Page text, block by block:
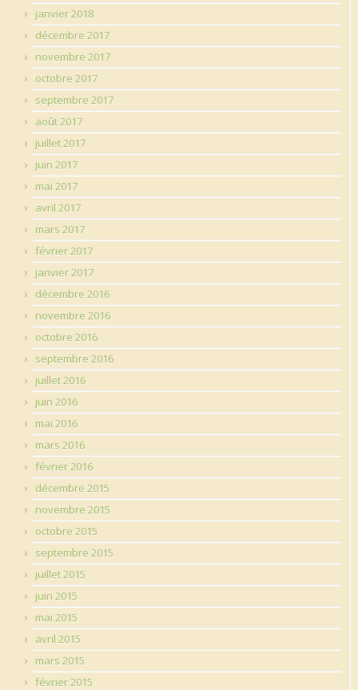
janvier 2018
décembre 2017
novembre 2017
octobre 2017
septembre 2017
août 2017
juillet 2017
juin 2017
mai 2017
avril 2017
mars 2017
février 2017
janvier 2017
décembre 2016
novembre 2016
octobre 2016
septembre 2016
juillet 2016
juin 2016
mai 2016
mars 2016
février 2016
décembre 2015
novembre 2015
octobre 2015
septembre 2015
juillet 2015
juin 2015
mai 2015
avril 2015
mars 2015
février 2015